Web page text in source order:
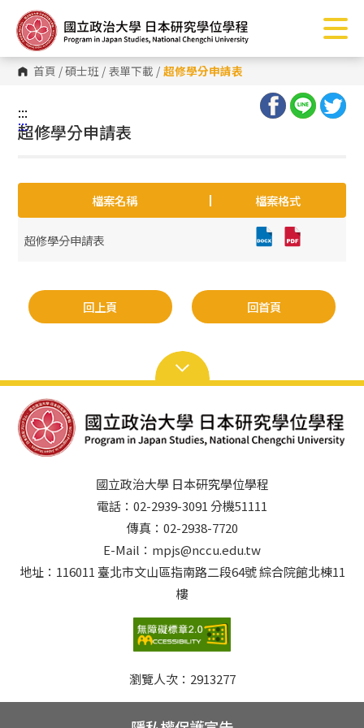
到
主
要
內
容 首頁 /碩士班 / 表單下載 / 超修學分申請表
:::
:::
超修學分申請表
檔案名稱 檔案格式
超修學分申請表
回上頁 回首頁
國立政治大學 日本研究學位學程
電話：02-2939-3091 分機51111
傳真：02-2938-7720
E-Mail：mpjs@nccu.edu.tw
地址：116011 臺北市文山區指南路二段64號 綜合院館北棟11
樓
瀏覽人次： 2913277